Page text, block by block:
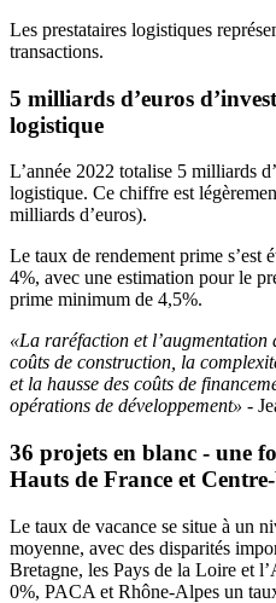
Les prestataires logistiques
transactions.
5 milliards d’euros
logistique
L’année 2022 totalise 5 milliards
logistique. Ce chiffre est
milliards d’euros).
Le taux de rendement prime s’est
4%, avec une estimation pour le
prime minimum de 4,5%.
«La raréfaction et l’augmentation
coûts de construction, la
et la hausse des coûts de
opérations de développement» -
36 projets en blanc - une
Hauts de France et
Le taux de vacance se situe à un
moyenne, avec des disparités
Bretagne, les Pays de la Loire et
0%, PACA et Rhône-Alpes un